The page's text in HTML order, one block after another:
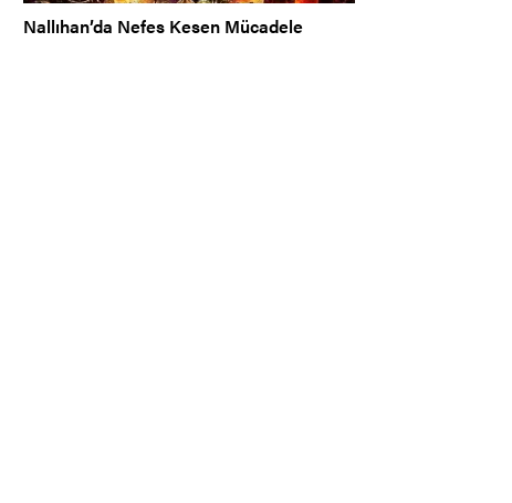
Nallıhan’da Nefes Kesen Mücadele